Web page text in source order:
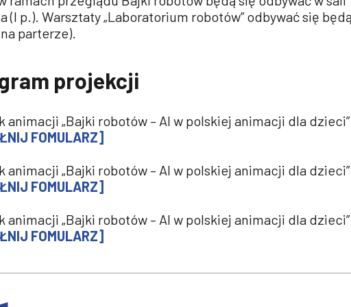
(I p.). Warsztaty „Laboratorium robotów” odbywać się będą
parterze).
projekcji
animacji „Bajki robotów – AI w polskiej animacji dla dzieci”
FOMULARZ]
animacji „Bajki robotów – AI w polskiej animacji dla dzieci”
FOMULARZ]
animacji „Bajki robotów – AI w polskiej animacji dla dzieci”
FOMULARZ]